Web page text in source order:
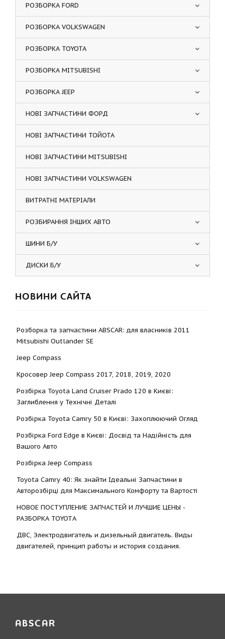
РОЗБОРКА FORD
РОЗБОРКА VOLKSWAGEN
РОЗБОРКА TOYOTA
РОЗБОРКА MITSUBISHI
РОЗБОРКА JEEP
НОВІ ЗАПЧАСТИНИ ФОРД
НОВІ ЗАПЧАСТИНИ ТОЙОТА
НОВІ ЗАПЧАСТИНИ MITSUBISHI
НОВІ ЗАПЧАСТИНИ VOLKSWAGEN
ВИТРАТНІ МАТЕРІАЛИ
РОЗБИРАННЯ ІНШИХ АВТО
ШИНИ Б/У
ДИСКИ Б/У
НОВИНИ САЙТА
Розборка та запчастини ABSCAR: для власників 2011
Mitsubishi Outlander SE
Jeep Compass
Кросовер Jeep Compass 2017, 2018, 2019, 2020
Розбірка Toyota Land Cruiser Prado 120 в Києві:
Заглиблення у Технічні Деталі
Розбірка Toyota Camry 50 в Києві: Захоплюючий Огляд
Розбірка Ford Edge в Києві: Досвід та Надійність для
Вашого Авто
Розбірка Jeep Compass
Toyota Camry 40: Як знайти Ідеальні Запчастини в
Авторозбірці для Максимального Комфорту та Вартості
НОВОЕ ПОСТУПЛЕНИЕ ЗАПЧАСТЕЙ И ЛУЧШИЕ ЦЕНЫ -
РАЗБОРКА TOYOTА
ДВС, Электродвигатель и дизельный двигатель. Виды
двигателей, принцип работы и история создания.
ABSCAR